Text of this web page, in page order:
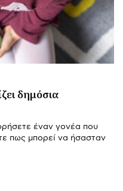
δημόσια
έναν γονέα που
πως μπορεί να ήσασταν